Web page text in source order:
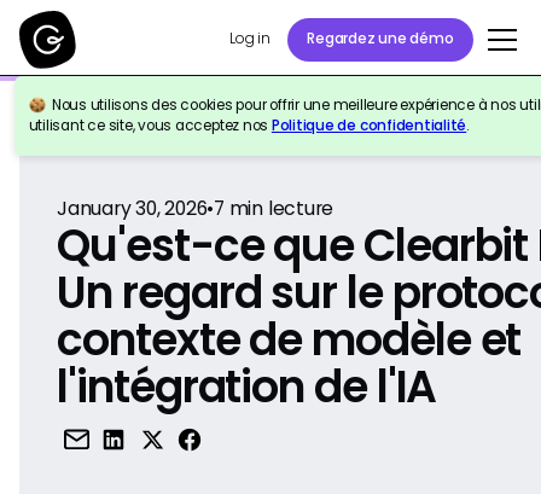
Log in Regardez une démo
Nous utilisons des cookies pour offrir une meilleure expérience à nos
utilisant ce site, vous acceptez nos Politique de confidentialité.
Retour à la référence
January 30, 2026•7 min lecture
Qu'est-ce que Clearbit
Un regard sur le
contexte de modèle et
l'intégration de l'IA